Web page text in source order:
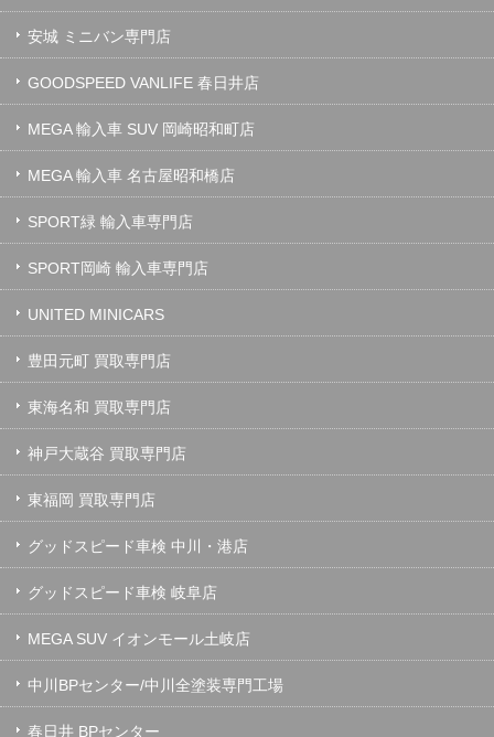
安城 ミニバン専門店
GOODSPEED VANLIFE 春日井店
MEGA 輸入車 SUV 岡崎昭和町店
MEGA 輸入車 名古屋昭和橋店
SPORT緑 輸入車専門店
SPORT岡崎 輸入車専門店
UNITED MINICARS
豊田元町 買取専門店
東海名和 買取専門店
神戸大蔵谷 買取専門店
東福岡 買取専門店
グッドスピード車検 中川・港店
グッドスピード車検 岐阜店
MEGA SUV イオンモール土岐店
中川BPセンター/中川全塗装専門工場
春日井 BPセンター